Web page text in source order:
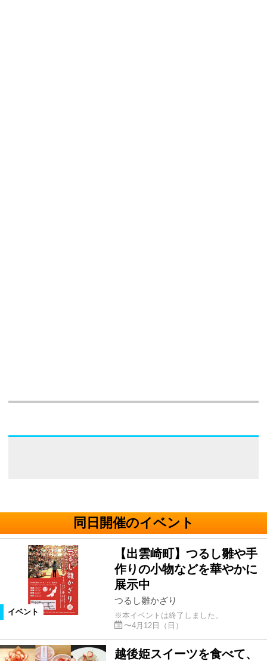
同日開催のイベント
イベント
【出雲崎町】つるし雛や手
作りの小物などを華やかに
展示中
つるし雛かざり
※本イベントは終了しました。
〜4月12日（日）
越後姫スイーツを食べて、